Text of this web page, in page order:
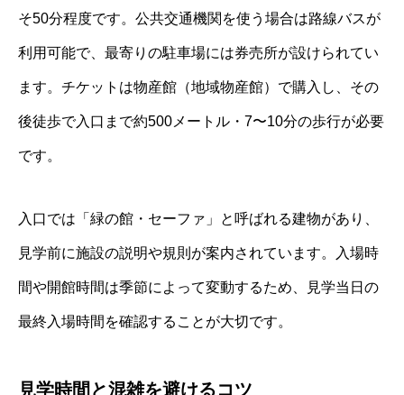
そ50分程度です。公共交通機関を使う場合は路線バスが
利用可能で、最寄りの駐車場には券売所が設けられてい
ます。チケットは物産館（地域物産館）で購入し、その
後徒歩で入口まで約500メートル・7〜10分の歩行が必要
です。
入口では「緑の館・セーファ」と呼ばれる建物があり、
見学前に施設の説明や規則が案内されています。入場時
間や開館時間は季節によって変動するため、見学当日の
最終入場時間を確認することが大切です。
見学時間と混雑を避けるコツ